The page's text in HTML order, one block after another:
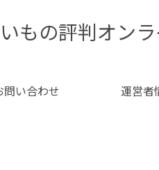
もの評判オン
問い合わせ 運営者